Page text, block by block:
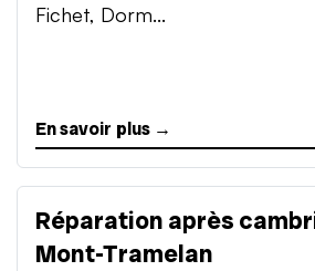
Fichet, Dorm...
En savoir plus →
Réparation après
Mont-Tramelan